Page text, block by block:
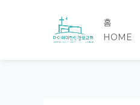
홈
HOME
navigation